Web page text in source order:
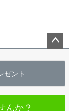
へ
ゼント
んか？